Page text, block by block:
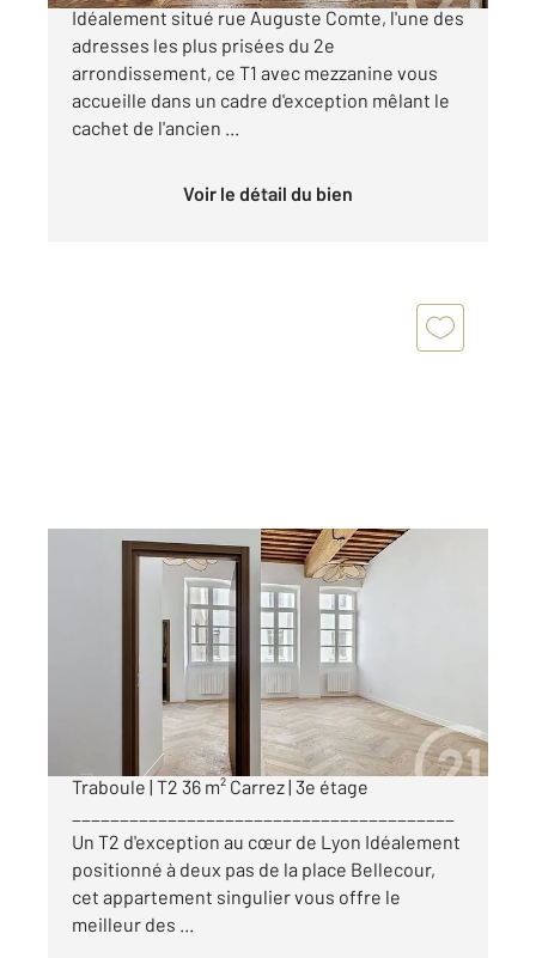
Idéalement situé rue Auguste Comte, l'une des
adresses les plus prisées du 2e
arrondissement, ce T1 avec mezzanine vous
accueille dans un cadre d'exception mêlant le
cachet de l'ancien ...
Voir le détail du bien
LYON 69002
, 2 pièces
Appartement F1 Bis à vendre
265 000 €
Lyon 2e Presqu'île | Cour intérieure Ancienne
Traboule | T2 36 m² Carrez | 3e étage
Un T2 d'exception au cœur de Lyon Idéalement
positionné à deux pas de la place Bellecour,
cet appartement singulier vous offre le
meilleur des ...